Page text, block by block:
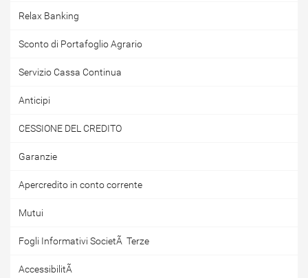
Relax Banking
Sconto di Portafoglio Agrario
Servizio Cassa Continua
Anticipi
CESSIONE DEL CREDITO
Garanzie
Apercredito in conto corrente
Mutui
Fogli Informativi SocietÃ Terze
AccessibilitÃ